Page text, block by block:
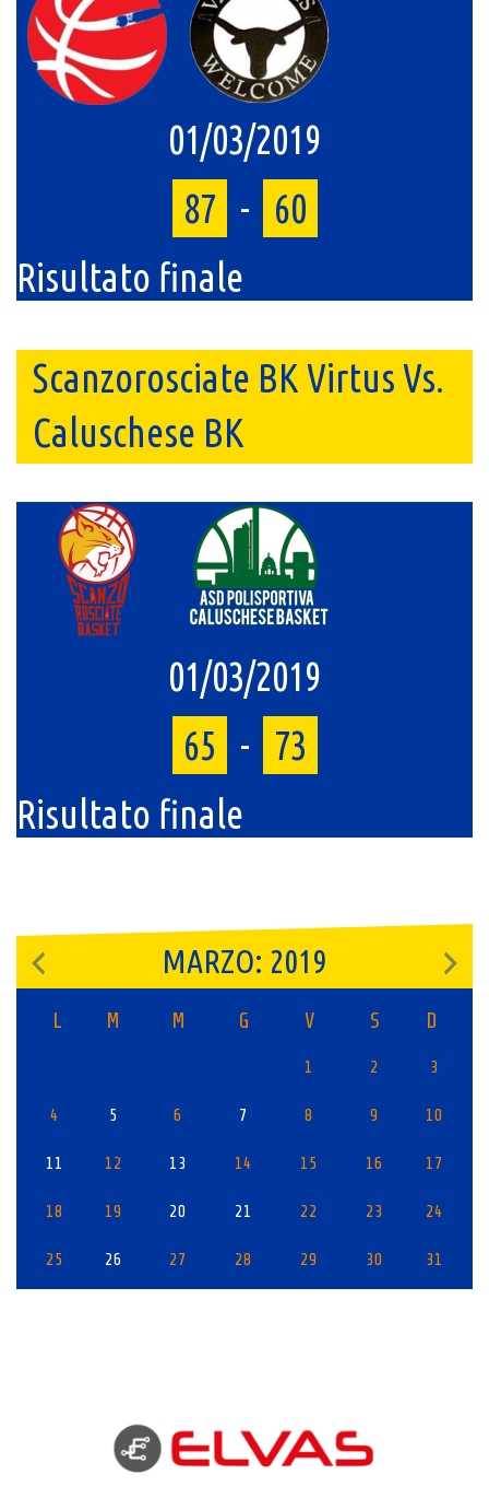
01/03/2019
87 -
60
Risultato finale
Scanzorosciate BK Virtus Vs.
Caluschese BK
01/03/2019
65
-
73
Risultato finale
MARZO: 2019
L M M G V S D
1 2 3
4 5 6 7 8 9 10
11 12 13 14 15 16 17
18 19 20 21 22 23 24
25 26 27 28 29 30 31